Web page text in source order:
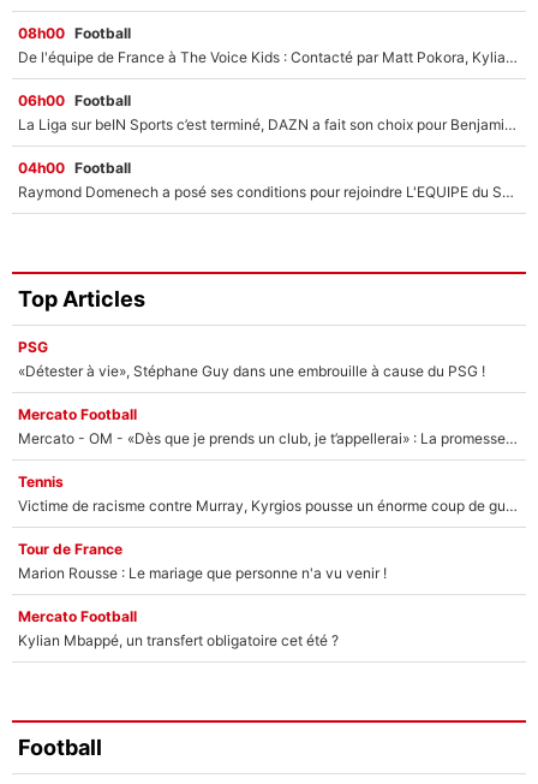
08h00 Football
De l'équipe de France à The Voice Kids : Contacté par Matt Pokora, Kylian Mbappé a accepté de jouer un rôle inédit sur TF1 !
06h00 Football
La Liga sur beIN Sports c’est terminé, DAZN a fait son choix pour Benjamin Da Silva et Omar Da Fonseca !
04h00 Football
Raymond Domenech a posé ses conditions pour rejoindre L'EQUIPE du Soir : Il refuse de faire l'émission avec un autre chroniqueur !
Top Articles
PSG
«Détester à vie», Stéphane Guy dans une embrouille à cause du PSG !
Mercato Football
Mercato - OM - «Dès que je prends un club, je t’appellerai» : La promesse de Marcelino au moment de claquer la porte
Tennis
Victime de racisme contre Murray, Kyrgios pousse un énorme coup de gueule !
Tour de France
Marion Rousse : Le mariage que personne n'a vu venir !
Mercato Football
Kylian Mbappé, un transfert obligatoire cet été ?
Football